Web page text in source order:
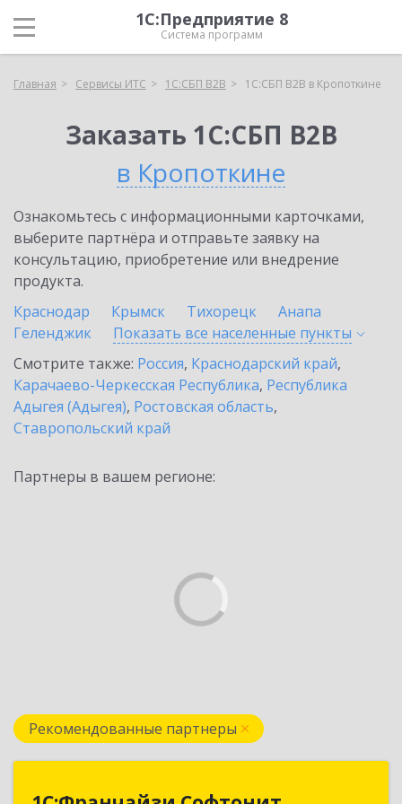
1С:Предприятие 8
Система программ
Главная Сервисы ИТС 1С:СБП B2B 1С:СБП B2B в Кропоткине
Заказать 1С:СБП B2B
в Кропоткине
Ознакомьтесь с информационными карточками,
выберите партнёра и отправьте заявку на
консультацию, приобретение или внедрение
продукта.
Краснодар
Крымск Тихорецк
Анапа
Геленджик
Показать все населенные пункты
Смотрите также: Россия, Краснодарский край,
Карачаево-Черкесская Республика, Республика
Адыгея (Адыгея), Ростовская область,
Ставропольский край
Партнеры в вашем регионе:
Рекомендованные партнеры
1С:Франчайзи Софтонит